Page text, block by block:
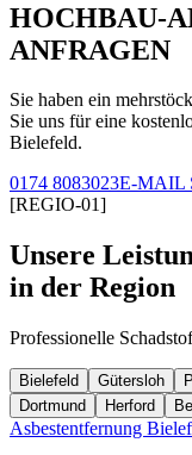
HOCHBAU-
ANFRAGEN
Sie haben ein
Sie uns für eine
Bielefeld.
0174 8083023E-MAIL
[REGIO-01]
Unsere
in der Region
Professionelle
Bielefeld Gütersloh
Dortmund
Herford
Asbestentfernung